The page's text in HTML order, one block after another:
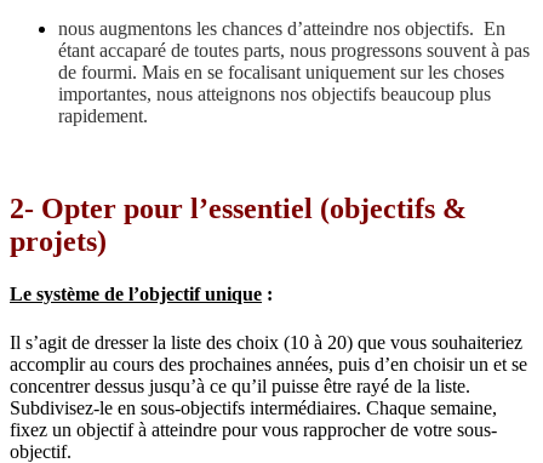
nous augmentons les chances d’atteindre nos objectifs. En
étant accaparé de toutes parts, nous progressons souvent à pas
de fourmi. Mais en se focalisant uniquement sur les choses
importantes, nous atteignons nos objectifs beaucoup plus
rapidement.
2- Opter pour l’essentiel (objectifs &
projets)
Le système de l’objectif unique :
Il s’agit de dresser la liste des choix (10 à 20) que vous souhaiteriez
accomplir au cours des prochaines années, puis d’en choisir un et se
concentrer dessus jusqu’à ce qu’il puisse être rayé de la liste.
Subdivisez-le en sous-objectifs intermédiaires. Chaque semaine,
fixez un objectif à atteindre pour vous rapprocher de votre sous-
objectif.